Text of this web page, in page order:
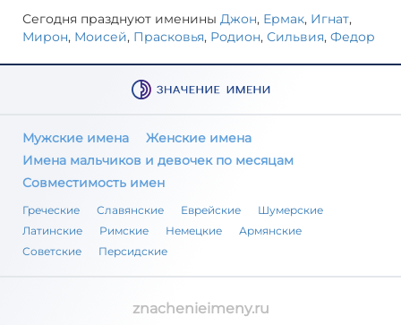
Сегодня празднуют именины Джон, Ермак, Игнат,
Мирон, Моисей, Прасковья, Родион, Сильвия, Федор
Мужские имена
Женские имена
Имена мальчиков и девочек по месяцам
Совместимость имен
Греческие Славянские Еврейские
Шумерские
Латинские
Римские Немецкие
Армянские
Советские
Персидские
znachenieimeny.ru